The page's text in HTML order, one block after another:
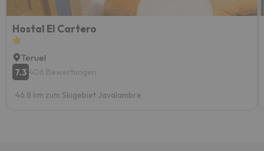
Hostal El Cartero
Teruel
7.3 406 Bewertungen
46.8 km zum Skigebiet Javalambre